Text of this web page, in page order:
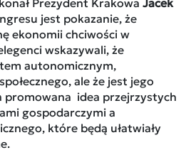
Prezydent Krakowa Jacek
jest pokazanie, że
ekonomii chciwości w
wskazywali, że
autonomicznym,
ale że jest jego
promowana idea przejrzystych
gospodarczymi a
które będą ułatwiały